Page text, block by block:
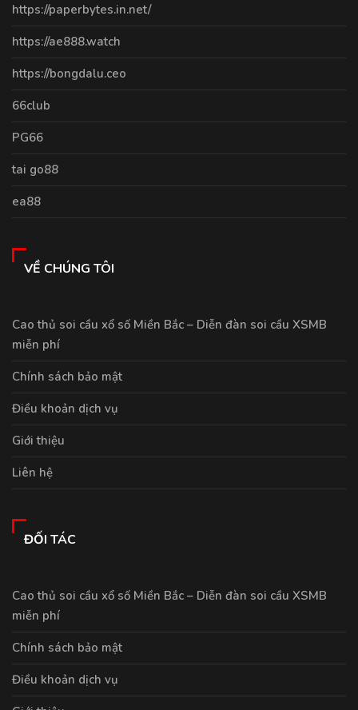
https://paperbytes.in.net/
https://ae888.watch
https://bongdalu.ceo
66club
PG66
tai go88
ea88
VỀ CHÚNG TÔI
Cao thủ soi cầu xổ số Miền Bắc – Diễn đàn soi cầu XSMB
miễn phí
Chính sách bảo mật
Điều khoản dịch vụ
Giới thiệu
Liên hệ
ĐỐI TÁC
Cao thủ soi cầu xổ số Miền Bắc – Diễn đàn soi cầu XSMB
miễn phí
Chính sách bảo mật
Điều khoản dịch vụ